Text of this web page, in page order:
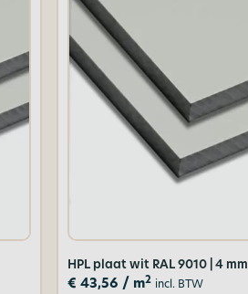
HPL plaat wit RAL 9010 | 4 mm
€ 43,56 / m2 incl. BTW